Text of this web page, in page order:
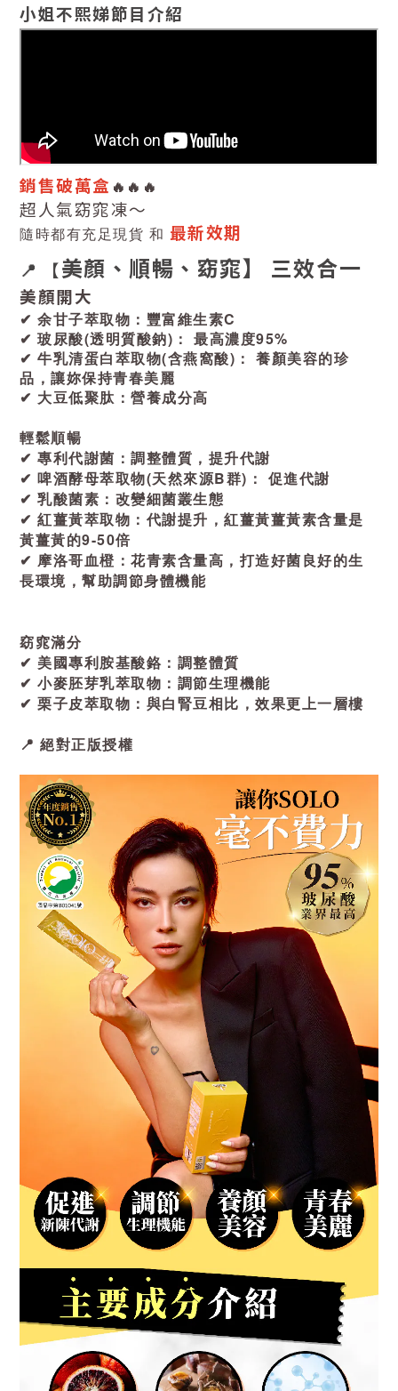
小姐不熙娣節目介紹
銷售破萬盒 🔥 🔥 🔥
超人氣窈窕凍～
隨時都有充足現貨 和 最新效期
📍 【美顏、順暢、窈窕】 三效合一
美顏開大
✔ 余甘子萃取物：豐富維生素C
✔ 玻尿酸(透明質酸鈉)： 最高濃度95%
✔ 牛乳清蛋白萃取物(含燕窩酸)： 養顏美容的珍
品，讓妳保持青春美麗
✔ 大豆低聚肽：營養成分高
輕鬆順暢
✔ 專利代謝菌：調整體質，提升代謝
✔ 啤酒酵母萃取物(天然來源B群)： 促進代謝
✔ 乳酸菌素：改變細菌叢生態
✔ 紅薑黃萃取物：代謝提升，紅薑黃薑黃素含量是
黃薑黃的9-50倍
✔ 摩洛哥血橙：花青素含量高，打造好菌良好的生
長環境，幫助調節身體機能
窈窕滿分
✔ 美國專利胺基酸鉻：調整體質
✔ 小麥胚芽乳萃取物：調節生理機能
✔ 栗子皮萃取物：與白腎豆相比，效果更上一層樓
📍 絕對正版授權